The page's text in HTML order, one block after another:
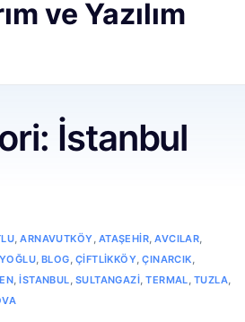
ve Yazılım
İstanbul
,ARNAVUTKÖY, ATAŞEHIR,AVCILAR,
,BLOG, ÇIFTLIKKÖY,ÇINARCIK,
,İSTANBUL, SULTANGAZI,TERMAL, TUZLA,